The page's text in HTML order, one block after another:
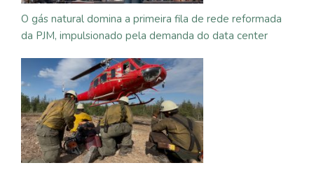
O gás natural domina a primeira fila de rede reformada
da PJM, impulsionado pela demanda do data center